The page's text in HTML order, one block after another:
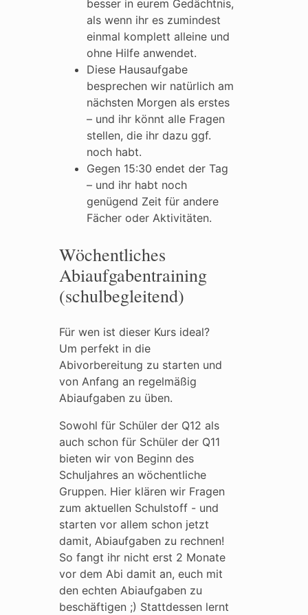
besser in eurem Gedächtnis,
als wenn ihr es zumindest
einmal komplett alleine und
ohne Hilfe anwendet.
Diese Hausaufgabe
besprechen wir natürlich am
nächsten Morgen als erstes
– und ihr könnt alle Fragen
stellen, die ihr dazu ggf.
noch habt.
Gegen 15:30 endet der Tag
– und ihr habt noch
genügend Zeit für andere
Fächer oder Aktivitäten.
Wöchentliches
Abiaufgabentraining
(schulbegleitend)
Für wen ist dieser Kurs ideal?
Um perfekt in die
Abivorbereitung zu starten und
von Anfang an regelmäßig
Abiaufgaben zu üben.
Sowohl für Schüler der Q12 als
auch schon für Schüler der Q11
bieten wir von Beginn des
Schuljahres an wöchentliche
Gruppen. Hier klären wir Fragen
zum aktuellen Schulstoff - und
starten vor allem schon jetzt
damit, Abiaufgaben zu rechnen!
So fangt ihr nicht erst 2 Monate
vor dem Abi damit an, euch mit
den echten Abiaufgaben zu
beschäftigen ;) Stattdessen lernt